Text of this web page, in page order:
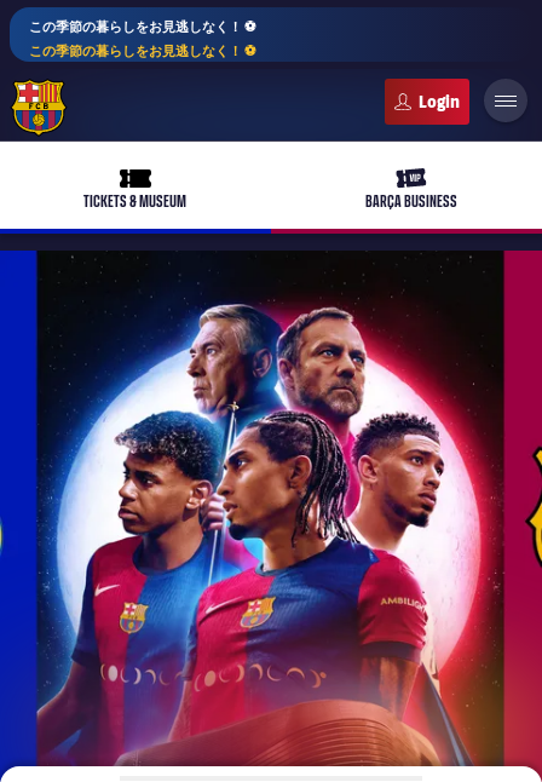
この季節の暮らしをお見逃しなく！ ⚽️
この季節の暮らしをお見逃しなく！ ⚽️
ticket-full
TICKETS & MUSEUM
ticket-vip
BARÇA BUSINESS
plusicon
label.aria.plus
バルサアカデミー
plusicon
label.aria.plus
10年毎
会長
レジェンド
監督
plusicon
label.aria.plus
プレスパス
Facilities
PLUSICON
LABEL.ARIA.PLUS
トップチーム
女子サッカー
plusicon
label.aria.plus
スケジュール
チケット
結果
順位表
バルサAtlètic
plusicon
label.aria.plus
スケジュール
チケット
結果
順位表
PLUSICON
LABEL.ARIA.PLUS
トップチーム
plusicon
label.aria.plus
スケジュール
チケット
PLUSICON
LABEL.ARIA.PLUS
トップチーム